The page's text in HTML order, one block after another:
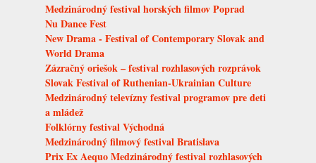
Medzinárodný festival horských filmov Poprad
Nu Dance Fest
New Drama - Festival of Contemporary Slovak and
World Drama
Zázračný oriešok – festival rozhlasových rozprávok
Slovak Festival of Ruthenian-Ukrainian Culture
Medzinárodný televízny festival programov pre deti
a mládež
Folklórny festival Východná
Medzinárodný filmový festival Bratislava
Prix Ex Aequo Medzinárodný festival rozhlasových